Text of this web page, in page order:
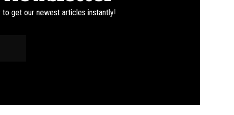
get our newest articles instantly!